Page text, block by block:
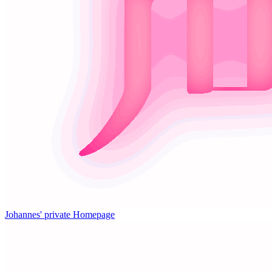
Johannes' private Homepage